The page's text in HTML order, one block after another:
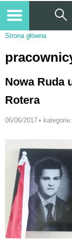
Strona główna
Nowa Ruda
Rotera
06/06/2017 • kategorie: